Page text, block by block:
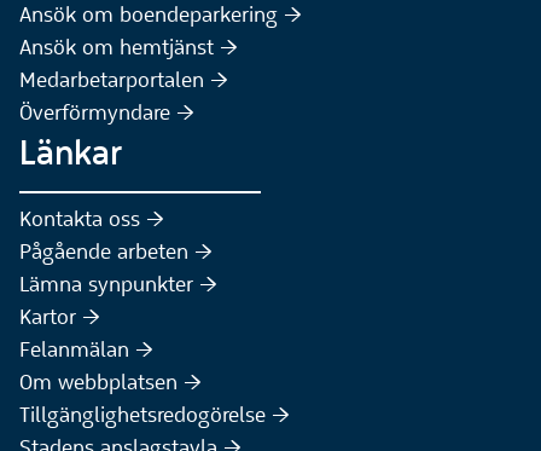
Ansök om boendeparkering :höger:
Ansök om hemtjänst :höger:
Medarbetarportalen :höger:
Överförmyndare :höger:
Länkar
Kontakta oss :höger:
Pågående arbeten :höger:
Lämna synpunkter :höger:
Kartor :höger:
Felanmälan :höger:
Om webbplatsen :höger:
Tillgänglighetsredogörelse :höger: